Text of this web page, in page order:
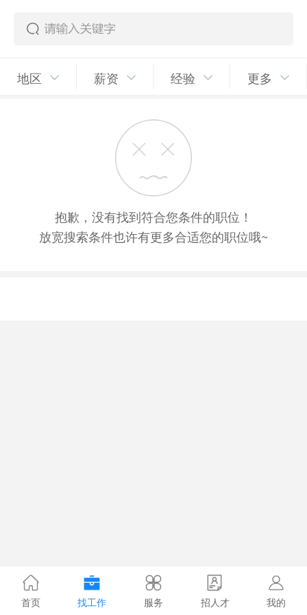
地区 薪资 经验 更多
抱歉，没有找到符合您条件的职位！
放宽搜索条件也许有更多合适您的职位哦~
首页 找工作 服务 招人才 我的